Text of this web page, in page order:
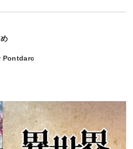
Pontdarc